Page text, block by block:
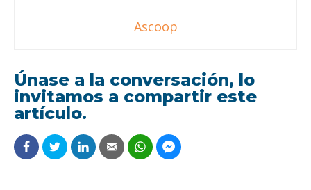
Ascoop
Únase a la conversación, lo
invitamos a compartir este
artículo.